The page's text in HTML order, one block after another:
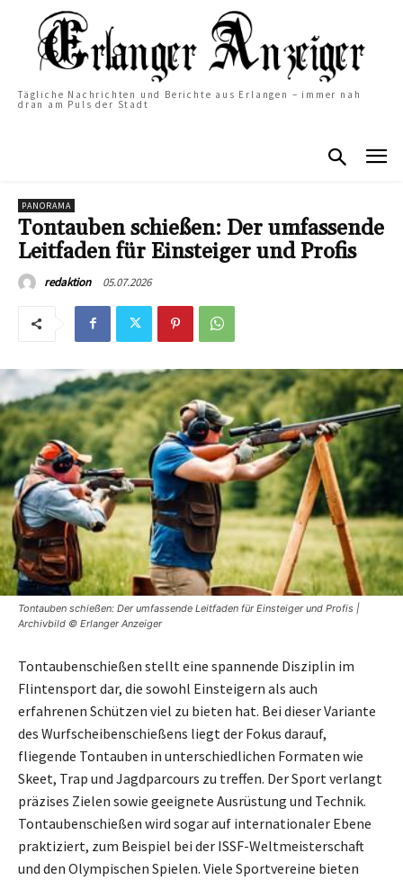
Tägliche Nachrichten und Berichte aus Erlangen – immer nah
dran am Puls der Stadt
PANORAMA
Tontauben schießen: Der umfassende
Leitfaden für Einsteiger und Profis
redaktion 05.07.2026
Tontauben schießen: Der umfassende Leitfaden für Einsteiger und Profis |
Archivbild © Erlanger Anzeiger
Tontaubenschießen stellt eine spannende Disziplin im
Flintensport dar, die sowohl Einsteigern als auch
erfahrenen Schützen viel zu bieten hat. Bei dieser Variante
des Wurfscheibenschießens liegt der Fokus darauf,
fliegende Tontauben in unterschiedlichen Formaten wie
Skeet, Trap und Jagdparcours zu treffen. Der Sport verlangt
präzises Zielen sowie geeignete Ausrüstung und Technik.
Tontaubenschießen wird sogar auf internationaler Ebene
praktiziert, zum Beispiel bei der ISSF-Weltmeisterschaft
und den Olympischen Spielen. Viele Sportvereine bieten